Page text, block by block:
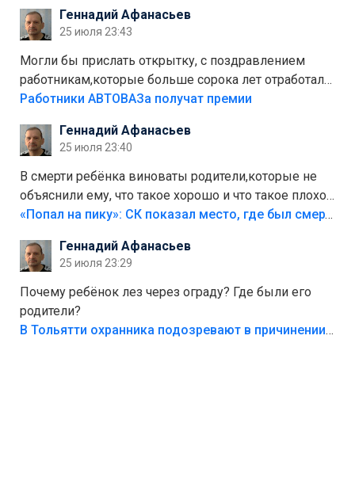
Штрафы мизерные.
Геннадий Афанасьев
25 июля 23:43
Могли бы прислать открытку, с поздравлением
работникам,которые больше сорока лет отработали
на предприятии.
Работники АВТОВАЗа получат премии
Геннадий Афанасьев
25 июля 23:40
В смерти ребёнка виноваты родители,которые не
объяснили ему, что такое хорошо и что такое плохо!
Лезть через такой забор,верх безумия,есть же
свою судьбу.
«Попал на пику»: СК показал место, где был смертельно травмирован ребенок в Тольятти
Геннадий Афанасьев
25 июля 23:29
Почему ребёнок лез через ограду? Где были его
родители?
В Тольятти охранника подозревают в причинении смерти ребенку